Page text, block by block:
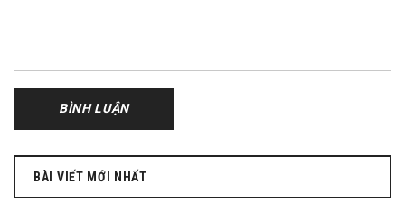
BÀI VIẾT MỚI NHẤT